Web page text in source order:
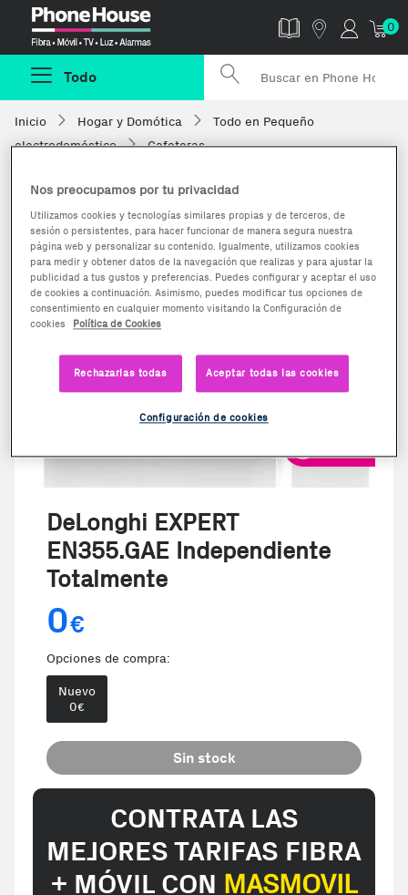
0
Todo
Inicio Hogar y Domótica
Todo en Pequeño
electrodoméstico
Cafeteras
DeLonghi EXPERT
EN355.GAE Independiente
Totalmente
0€
Opciones de compra:
Nuevo
0€
Sin stock
CONTRATA LAS
MEJORES TARIFAS FIBRA
+ MÓVIL CON MASMOVIL
Nos preocupamos por tu privacidad
Utilizamos cookies y tecnologías similares propias y de terceros, de
sesión o persistentes, para hacer funcionar de manera segura nuestra
página web y personalizar su contenido. Igualmente, utilizamos cookies
para medir y obtener datos de la navegación que realizas y para ajustar la
publicidad a tus gustos y preferencias. Puedes configurar y aceptar el uso
de cookies a continuación. Asimismo, puedes modificar tus opciones de
consentimiento en cualquier momento visitando la Configuración de
cookies
Política de Cookies
Rechazarlas todas Aceptar todas las cookies
Configuración de cookies